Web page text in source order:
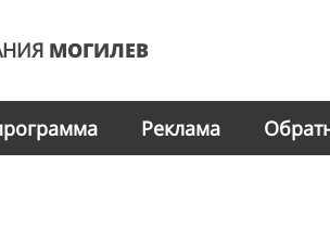
МОГИЛЕВ
Реклама